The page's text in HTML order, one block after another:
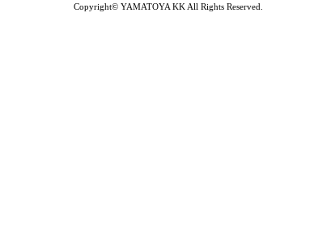
Copyright© YAMATOYA KK All Rights Reserved.